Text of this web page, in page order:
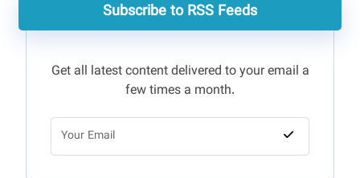
Subscribe to RSS Feeds
Get all latest content delivered to your email a
few times a month.